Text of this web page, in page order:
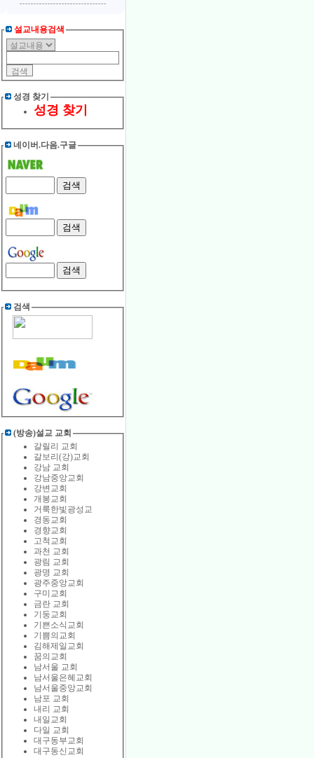
설교내용검색
성경 찾기
성경 찾기
네이버.다음.구글
검색
(방송)설교 교회
갈릴리 교회
갈보리(강)교회
강남 교회
강남중앙교회
강변교회
개봉교회
거룩한빛광성교
경동교회
경향교회
고척교회
과천 교회
광림 교회
광명 교회
광주중앙교회
구미교회
금란 교회
기둥교회
기쁜소식교회
기쁨의교회
김해제일교회
꿈의교회
남서울 교회
남서울은혜교회
남서울중앙교회
남포 교회
내리 교회
내일교회
다일 교회
대구동부교회
대구동신교회